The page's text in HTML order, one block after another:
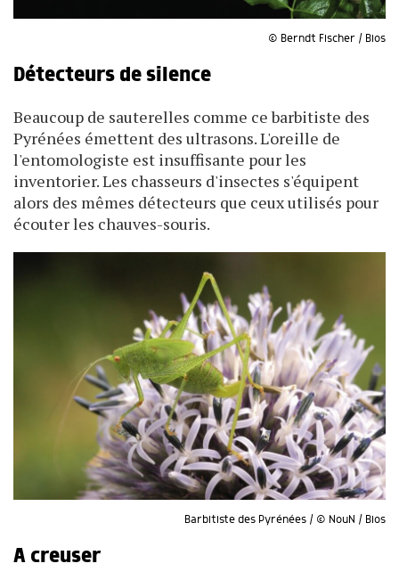
© Berndt Fischer / Bios
Détecteurs de silence
Beaucoup de sauterelles comme ce barbitiste des
Pyrénées émettent des ultrasons. L'oreille de
l'entomologiste est insuffisante pour les
inventorier. Les chasseurs d'insectes s'équipent
alors des mêmes détecteurs que ceux utilisés pour
écouter les chauves-souris.
Barbitiste des Pyrénées / © NouN / Bios
A creuser